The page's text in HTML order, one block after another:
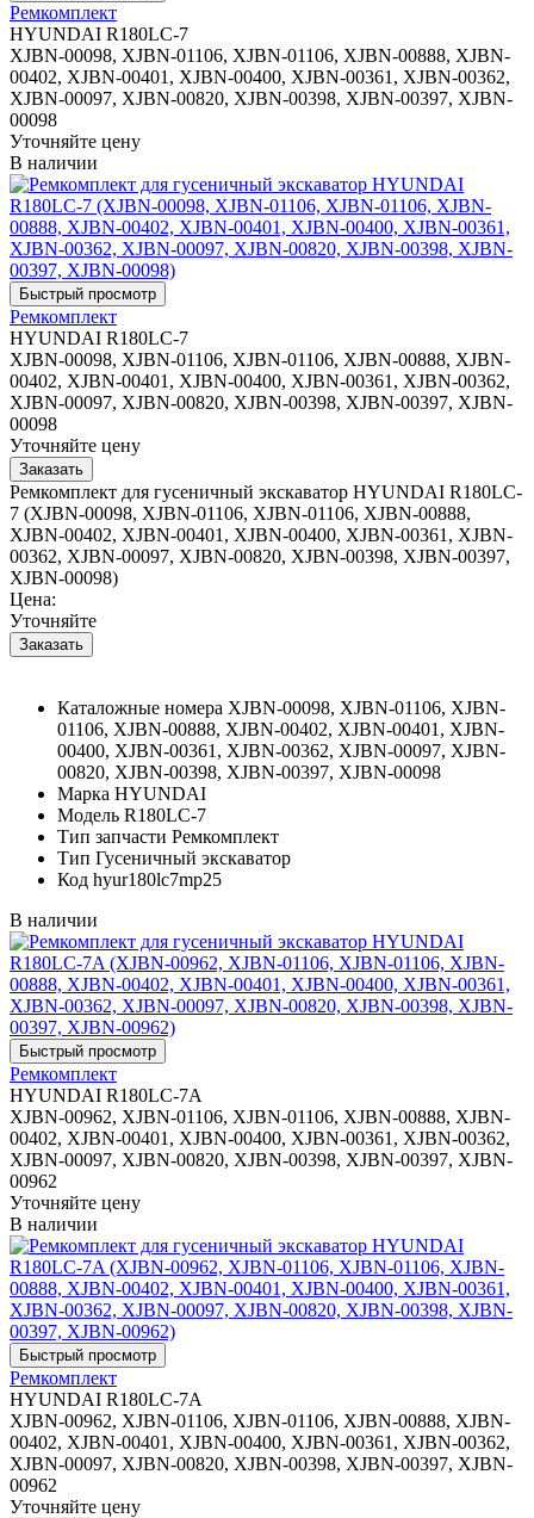
Ремкомплект
HYUNDAI R180LC-7
XJBN-00098, XJBN-01106, XJBN-01106, XJBN-00888, XJBN-
00402, XJBN-00401, XJBN-00400, XJBN-00361, XJBN-00362,
XJBN-00097, XJBN-00820, XJBN-00398, XJBN-00397, XJBN-
00098
Уточняйте цену
В наличии
Ремкомплект
HYUNDAI R180LC-7
XJBN-00098, XJBN-01106, XJBN-01106, XJBN-00888, XJBN-
00402, XJBN-00401, XJBN-00400, XJBN-00361, XJBN-00362,
XJBN-00097, XJBN-00820, XJBN-00398, XJBN-00397, XJBN-
00098
Уточняйте цену
Ремкомплект для гусеничный экскаватор HYUNDAI R180LC-
7 (XJBN-00098, XJBN-01106, XJBN-01106, XJBN-00888,
XJBN-00402, XJBN-00401, XJBN-00400, XJBN-00361, XJBN-
00362, XJBN-00097, XJBN-00820, XJBN-00398, XJBN-00397,
XJBN-00098)
Цена:
Уточняйте
Каталожные номера XJBN-00098, XJBN-01106, XJBN-
01106, XJBN-00888, XJBN-00402, XJBN-00401, XJBN-
00400, XJBN-00361, XJBN-00362, XJBN-00097, XJBN-
00820, XJBN-00398, XJBN-00397, XJBN-00098
Марка HYUNDAI
Модель R180LC-7
Тип запчасти Ремкомплект
Тип Гусеничный экскаватор
Код hyur180lc7mp25
В наличии
Ремкомплект
HYUNDAI R180LC-7A
XJBN-00962, XJBN-01106, XJBN-01106, XJBN-00888, XJBN-
00402, XJBN-00401, XJBN-00400, XJBN-00361, XJBN-00362,
XJBN-00097, XJBN-00820, XJBN-00398, XJBN-00397, XJBN-
00962
Уточняйте цену
В наличии
Ремкомплект
HYUNDAI R180LC-7A
XJBN-00962, XJBN-01106, XJBN-01106, XJBN-00888, XJBN-
00402, XJBN-00401, XJBN-00400, XJBN-00361, XJBN-00362,
XJBN-00097, XJBN-00820, XJBN-00398, XJBN-00397, XJBN-
00962
Уточняйте цену